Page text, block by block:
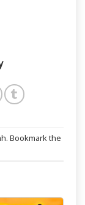
. Bookmark the